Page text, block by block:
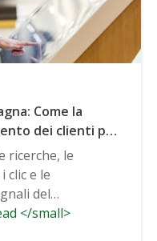
Come la
dei clienti può
il tuo
ricerche, le
clic e le
del
</small>